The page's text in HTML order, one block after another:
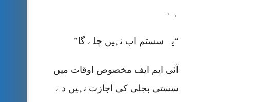
ہے
“یہ سسٹم اب نہیں چلے گا”
آئی ایم ایف مخصوص اوقات میں
سستی بجلی کی اجازت نہیں دے